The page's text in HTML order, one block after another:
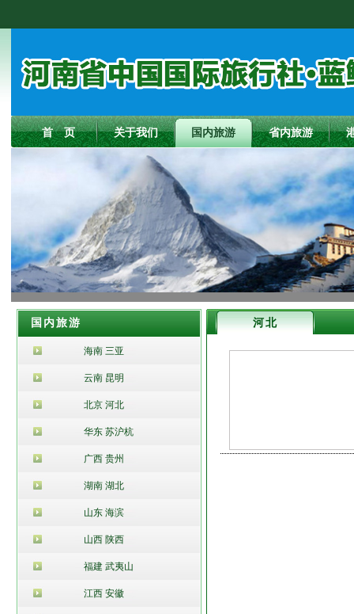
首 页 关于我们 国内旅游 省内旅游
国内旅游
海南 三亚
云南 昆明
北京 河北
华东 苏沪杭
广西 贵州
湖南 湖北
山东 海滨
山西 陕西
福建 武夷山
江西 安徽
河北